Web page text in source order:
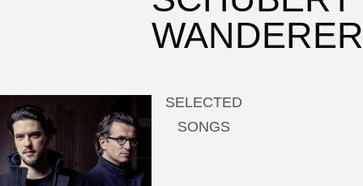
WANDERER
SELECTED
SONGS